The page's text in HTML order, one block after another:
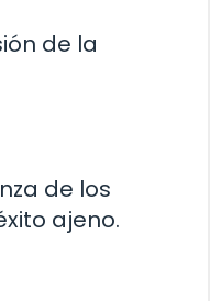
de la
de los
ajeno.